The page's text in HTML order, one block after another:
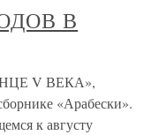
В
V ВЕКА»,
«Арабески».
к августу